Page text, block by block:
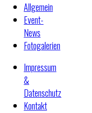
Allgemein
Event-
News
Fotogalerien
Impressum
&
Datenschutz
Kontakt